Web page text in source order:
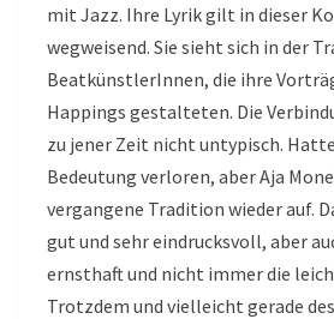
mit Jazz. Ihre Lyrik gilt in dieser
wegweisend. Sie sieht sich in der
BeatkünstlerInnen, die ihre
Happings gestalteten. Die
zu jener Zeit nicht untypisch.
Bedeutung verloren, aber Aja
vergangene Tradition wieder auf.
gut und sehr eindrucksvoll, aber
ernsthaft und nicht immer die
Trotzdem und vielleicht gerade